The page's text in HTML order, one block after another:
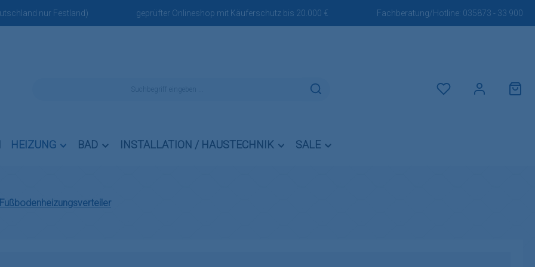
nur Festland) geprüfter Onlineshop mit Käuferschutz bis 20.000 € Fachberatung/Hotline: 035873 - 33 900
HEIZUNG BAD INSTALLATION / HAUSTECHNIK SALE
Fußbodenheizungsverteiler